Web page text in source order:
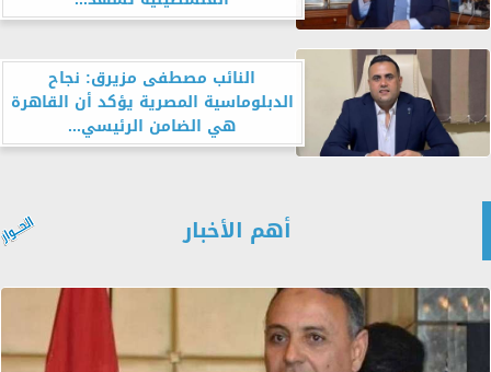
النائب مصطفى مزيرق: نجاح
الدبلوماسية المصرية يؤكد أن القاهرة
هي الضامن الرئيسي...
أهم الأخبار